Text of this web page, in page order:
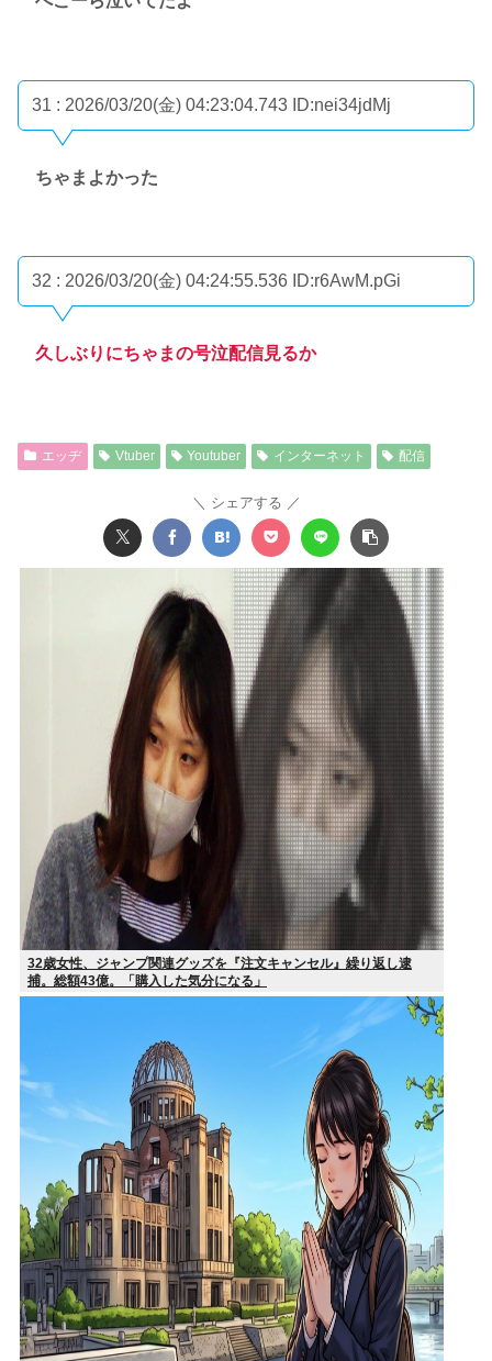
31 : 2026/03/20(金) 04:23:04.743 ID:nei34jdMj
ちゃまよかった
32 : 2026/03/20(金) 04:24:55.536 ID:r6AwM.pGi
久しぶりにちゃまの号泣配信見るか
エッヂ Vtuber Youtuber インターネット 配信
シェアする
32歳女性、ジャンプ関連グッズを『注文キャンセル』繰り返し逮
捕。総額43億。「購入した気分になる」